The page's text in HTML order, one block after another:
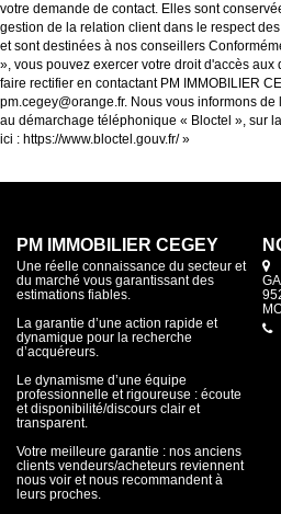
votre demande de contact. Elles sont
gestion de la relation client dans le respect
et sont destinées à nos conseillers
», vous pouvez exercer votre droit d'accès
faire rectifier en contactant PM IMMOBILIER
pm.cegey@orange.fr. Nous vous informons
au démarchage téléphonique « Bloctel », sur
ici : https://www.bloctel.gouv.fr/»
PM IMMOBILIER CEGEY
Une réelle connaissance du secteur et
du marché vous garantissant des
estimations fiables.
La garantie d’une action rapide et
dynamique pour la recherche
d’acquéreurs.
Le dynamisme d’une équipe
professionnelle et rigoureuse : écoute
et disponibilité/discours clair et
transparent.
Votre meilleure garantie : nos anciens
clients vendeurs/acheteurs reviennent
nous voir et nous recommandent à
leurs proches.